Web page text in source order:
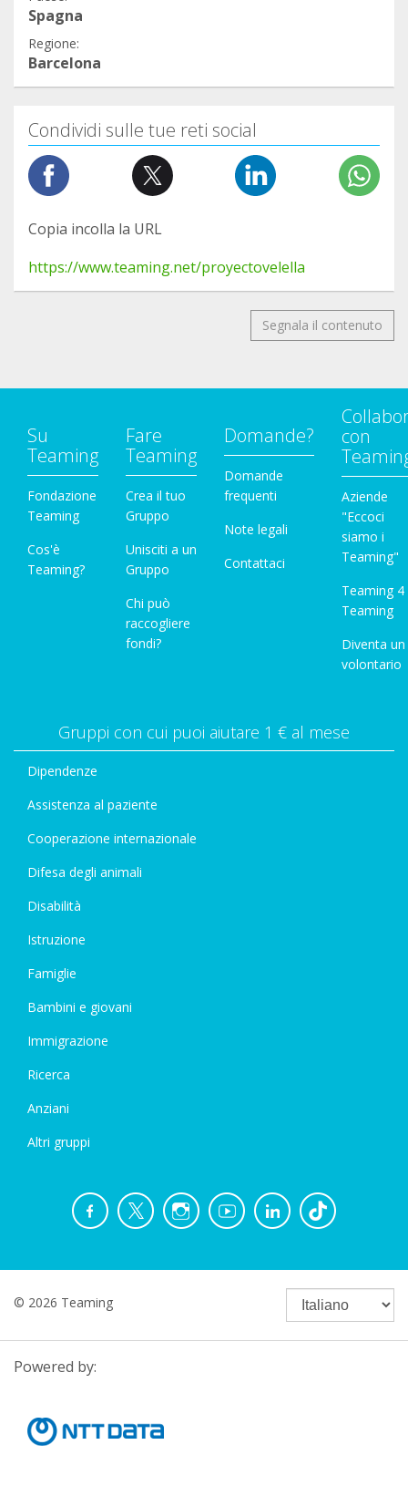
Spagna
Regione:
Barcelona
Condividi sulle tue reti social
Copia incolla la URL
https://www.teaming.net/proyectovelella
Segnala il contenuto
Su
Teaming
Fondazione
Teaming
Cos'è
Teaming?
Fare
Teaming
Crea il tuo
Gruppo
Unisciti a un
Gruppo
Chi può
raccogliere
fondi?
Domande?
Domande
frequenti
Note legali
Contattaci
con
Aziende
"Eccoci
siamo i
Teaming"
Teaming 4
Teaming
Diventa un
volontario
Gruppi con cui puoi aiutare 1 € al mese
Dipendenze
Assistenza al paziente
Cooperazione internazionale
Difesa degli animali
Disabilità
Istruzione
Famiglie
Bambini e giovani
Immigrazione
Ricerca
Anziani
Altri gruppi
© 2026 Teaming
Powered by: